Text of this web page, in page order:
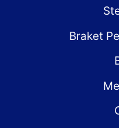
Braket